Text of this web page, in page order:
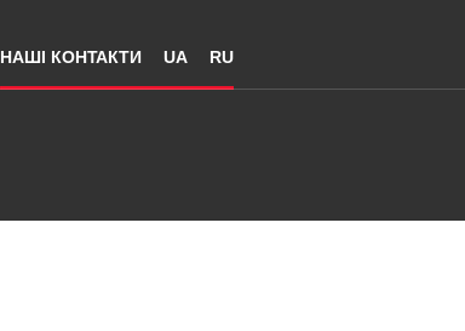
НАШІ КОНТАКТИ UA RU